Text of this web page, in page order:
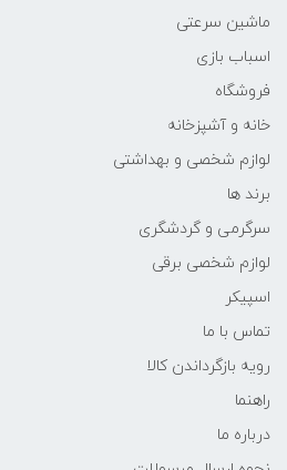
ماشین سرعتی
اسباب بازی
فروشگاه
خانه و آشپزخانه
لوازم شخصی و بهداشتی
برند ها
سرگرمی و گردشگری
لوازم شخصی برقی
اسپیکر
تماس با ما
رویه بازگرداندن کالا
راهنما
درباره ما